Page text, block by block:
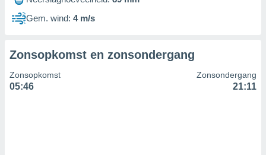
Gem. wind: 4 m/s
Zonsopkomst en zonsondergang
Zonsopkomst
05:46
Zonsondergang
21:11